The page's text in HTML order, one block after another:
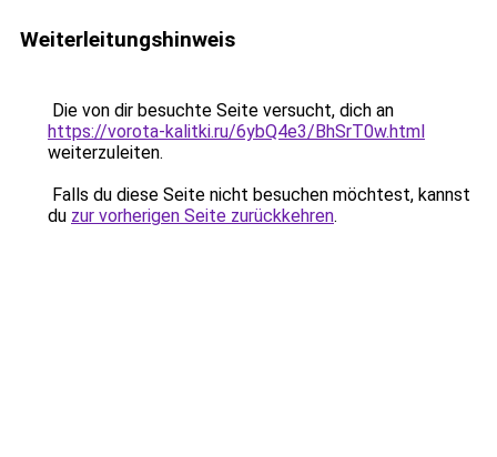
Weiterleitungshinweis
Die von dir besuchte Seite versucht, dich an
https://vorota-kalitki.ru/6ybQ4e3/BhSrT0w.html
weiterzuleiten.
Falls du diese Seite nicht besuchen möchtest, kannst
du zur vorherigen Seite zurückkehren.